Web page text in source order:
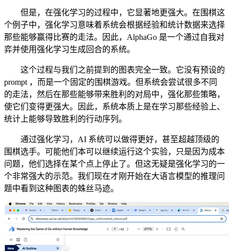
但是，在强化学习的过程中，它显著地更强大。在围棋这
个例子中，强化学习意味着系统会根据经验和统计数据来选择
那些能够赢得比赛的走法。因此，AlphaGo 是一个通过自我对
弈并使用强化学习生成回合的系统。
这个过程与我们之前提到的图表完全一致。它没有预设的
prompt ，而是一个固定的围棋游戏。但系统会尝试很多不同
的走法，然后在那些能够带来胜利的对局中，强化那些策略，
使它们变得更强大。因此，系统本质上是在学习那些经验上、
统计上能够导致胜利的行动序列。
通过强化学习，AI 系统可以做得更好，甚至超越顶级的
围棋选手。可能他们本可以继续运行这个实验，只是因为成本
问题，他们选择在某个点上停止了。但这无疑是强化学习的一
个非常强大的示范。我们现在才刚开始在大语言模型的推理问
题中看到这种图表的蛛丝马迹。